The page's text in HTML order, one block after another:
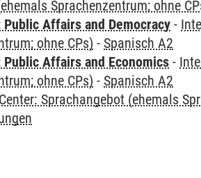
Sprachenzentrum; ohne
Affairs and Democracy -
ohne CPs) - Spanisch A2
Affairs and Economics -
ohne CPs) - Spanisch A2
Sprachangebot (ehemals